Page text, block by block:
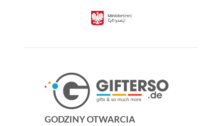
GODZINY OTWARCIA